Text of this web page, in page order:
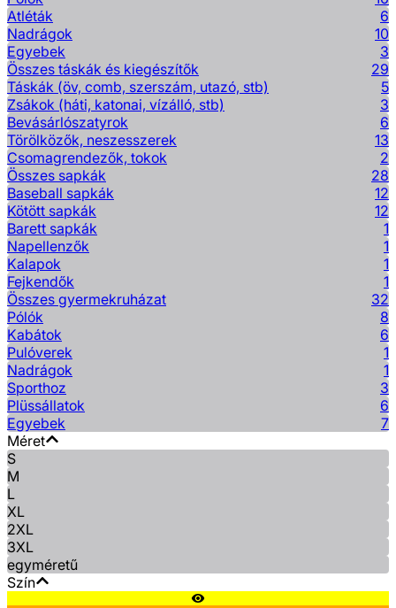
Atléták
6
Nadrágok
10
Egyebek
3
Összes táskák és kiegészítők
29
Táskák (öv, comb, szerszám, utazó, stb)
5
Zsákok (háti, katonai, vízálló, stb)
3
Bevásárlószatyrok
6
Törölközők, neszesszerek
13
Csomagrendezők, tokok
2
Összes sapkák
28
Baseball sapkák
12
Kötött sapkák
12
Barett sapkák
1
Napellenzők
1
Kalapok
1
Fejkendők
1
Összes gyermekruházat
32
Pólók
8
Kabátok
6
Pulóverek
1
Nadrágok
1
Sporthoz
3
Plüssállatok
6
Egyebek
7
Méret
S
M
L
XL
2XL
3XL
egyméretű
Szín